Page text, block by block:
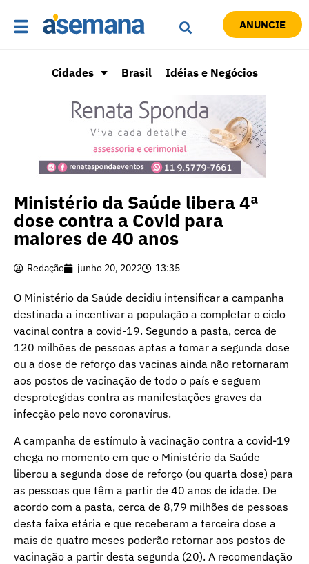
ANUNCIE
Cidades Brasil Idéias e Negócios
Ministério da Saúde libera 4ª
dose contra a Covid para
maiores de 40 anos
Redação junho 20, 2022 13:35
O Ministério da Saúde decidiu intensificar a campanha
destinada a incentivar a população a completar o ciclo
vacinal contra a covid-19. Segundo a pasta, cerca de
120 milhões de pessoas aptas a tomar a segunda dose
ou a dose de reforço das vacinas ainda não retornaram
aos postos de vacinação de todo o país e seguem
desprotegidas contra as manifestações graves da
infecção pelo novo coronavírus.
A campanha de estímulo à vacinação contra a covid-19
chega no momento em que o Ministério da Saúde
liberou a segunda dose de reforço (ou quarta dose) para
as pessoas que têm a partir de 40 anos de idade. De
acordo com a pasta, cerca de 8,79 milhões de pessoas
desta faixa etária e que receberam a terceira dose a
mais de quatro meses poderão retornar aos postos de
vacinação a partir desta segunda (20). A recomendação